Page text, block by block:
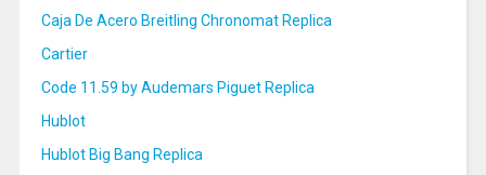
Caja De Acero Breitling Chronomat Replica
Cartier
Code 11.59 by Audemars Piguet Replica
Hublot
Hublot Big Bang Replica